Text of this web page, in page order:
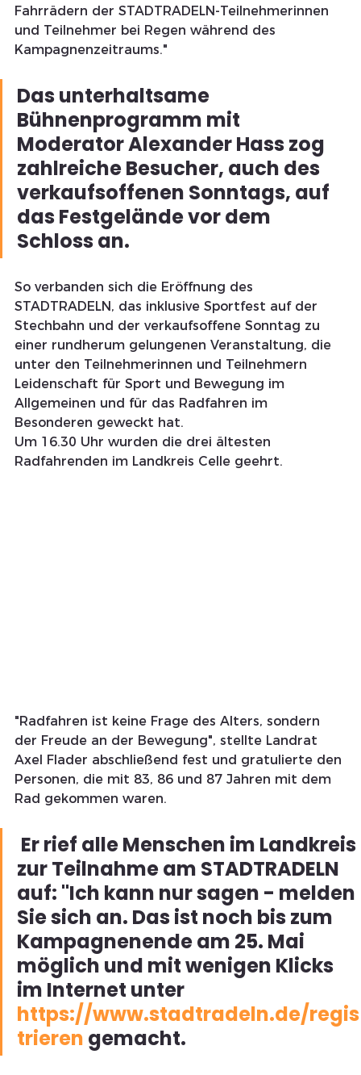
Fahrrädern der STADTRADELN-Teilnehmerinnen
und Teilnehmer bei Regen während des
Kampagnenzeitraums."
Das unterhaltsame
Bühnenprogramm mit
Moderator Alexander Hass zog
zahlreiche Besucher, auch des
verkaufsoffenen Sonntags, auf
das Festgelände vor dem
Schloss an.
So verbanden sich die Eröffnung des
STADTRADELN, das inklusive Sportfest auf der
Stechbahn und der verkaufsoffene Sonntag zu
einer rundherum gelungenen Veranstaltung, die
unter den Teilnehmerinnen und Teilnehmern
Leidenschaft für Sport und Bewegung im
Allgemeinen und für das Radfahren im
Besonderen geweckt hat.
Um 16.30 Uhr wurden die drei ältesten
Radfahrenden im Landkreis Celle geehrt.
"Radfahren ist keine Frage des Alters, sondern
der Freude an der Bewegung", stellte Landrat
Axel Flader abschließend fest und gratulierte den
Personen, die mit 83, 86 und 87 Jahren mit dem
Rad gekommen waren.
zur Teilnahme am STADTRADELN
auf: "Ich kann nur sagen - melden
Sie sich an. Das ist noch bis zum
Kampagnenende am 25. Mai
möglich und mit wenigen Klicks
im Internet unter
https://www.stadtradeln.de/regis
trieren gemacht.